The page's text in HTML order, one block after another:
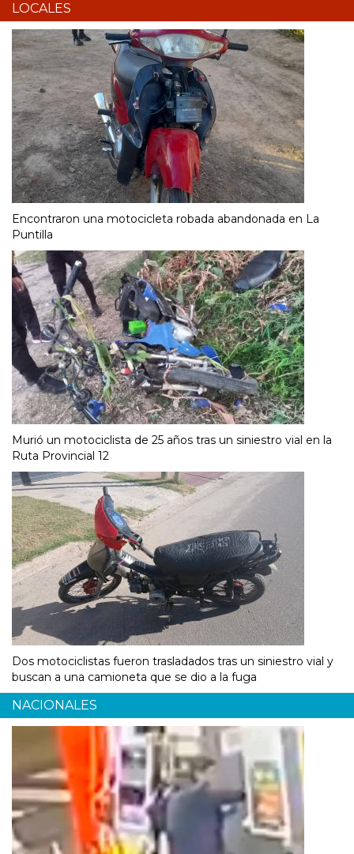
LOCALES
Encontraron una motocicleta robada abandonada en La
Puntilla
Murió un motociclista de 25 años tras un siniestro vial en la
Ruta Provincial 12
Dos motociclistas fueron trasladados tras un siniestro vial y
buscan a una camioneta que se dio a la fuga
NACIONALES